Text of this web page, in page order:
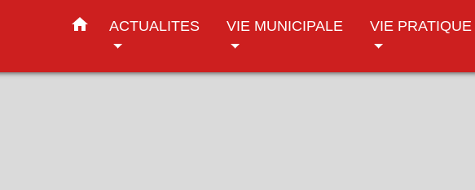
home ACTUALITES VIE MUNICIPALE VIE PRATIQUE